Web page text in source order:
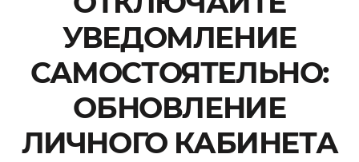
УВЕДОМЛЕНИЕ
САМОСТОЯТЕЛЬНО:
ОБНОВЛЕНИЕ
ЛИЧНОГО КАБИНЕТА
Выбрать файл
Файл
не
выбран
Добавить еще